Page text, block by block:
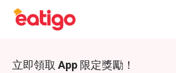
立即領取 App 限定獎勵！